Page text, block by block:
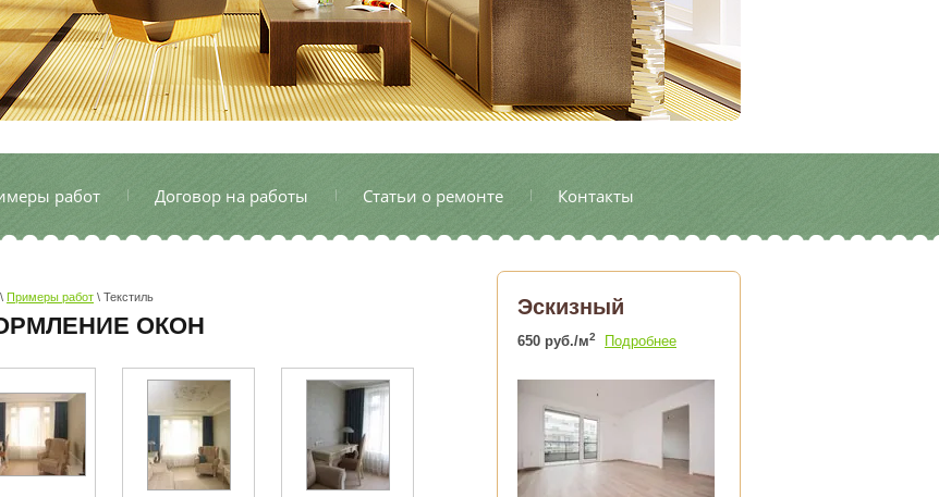
работ Договор на работы Cтатьи о ремонте Контакты
Эскизный
650 руб./м2 Подробнее
\ Примеры работ \ Текстиль
ОКОН